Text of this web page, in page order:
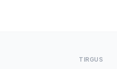
TIRGUS